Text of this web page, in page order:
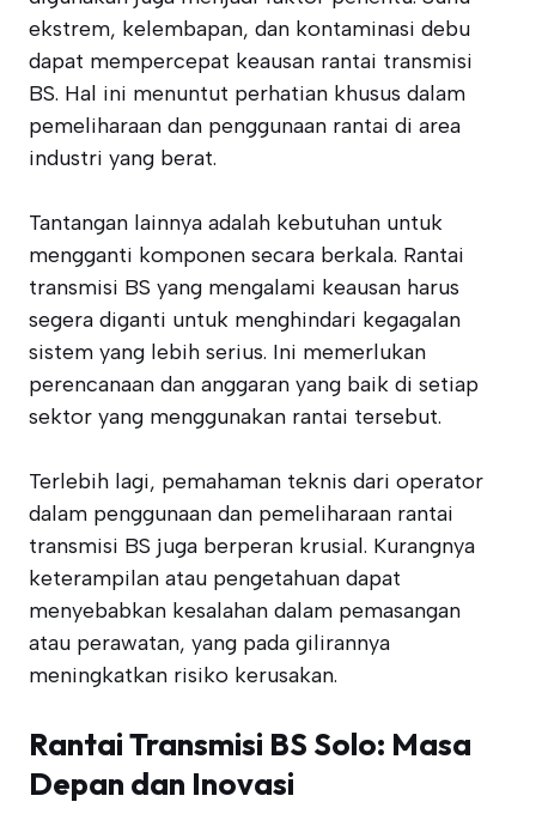
ekstrem, kelembapan, dan kontaminasi debu
dapat mempercepat keausan rantai transmisi
BS. Hal ini menuntut perhatian khusus dalam
pemeliharaan dan penggunaan rantai di area
industri yang berat.
Tantangan lainnya adalah kebutuhan untuk
mengganti komponen secara berkala. Rantai
transmisi BS yang mengalami keausan harus
segera diganti untuk menghindari kegagalan
sistem yang lebih serius. Ini memerlukan
perencanaan dan anggaran yang baik di setiap
sektor yang menggunakan rantai tersebut.
Terlebih lagi, pemahaman teknis dari operator
dalam penggunaan dan pemeliharaan rantai
transmisi BS juga berperan krusial. Kurangnya
keterampilan atau pengetahuan dapat
menyebabkan kesalahan dalam pemasangan
atau perawatan, yang pada gilirannya
meningkatkan risiko kerusakan.
Rantai Transmisi BS Solo: Masa
Depan dan Inovasi